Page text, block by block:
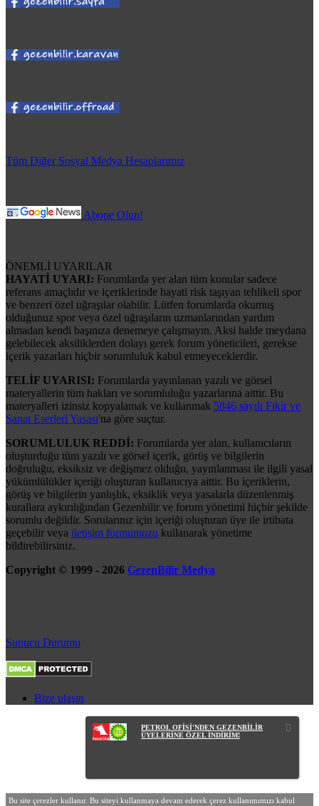
Tüm Diğer Sosyal Medya Hesaplarımız
Abone Olun!
ÖNEMLİ UYARILAR
HAYATİ UYARI: Forumlarda yer alan tüm konular sadece
referans amaçlıdır ve içeriklerinde hayati risk taşıyan tehlikeli spor
ve benzeri özel uğraşılar olabilir. Lütfen forumlarda okumuş
olduğunuz spor veya özel uğraşıların uzmanlarından yardım
almadan kendi başınıza denemeye çalışmayın. Aksi halde meydana
gelebilecek aksiliklerden dolayı gerek forum yöneticileri, gerekse
içerik yazarları hiçbir sorumluluk kabul etmeyeceklerdir.
TELİF UYARISI: Forumlarda yayınlanan yazılı ve görsel
materyallerin tüm hakları ve sorumluluğu yazarlarına aittir. Bu
materyalleri izinsiz kopyalamak ve kullanmak 5846 sayılı Fikir ve
Sanat Eserleri Yasası'na göre suçtur.
SORUMLULUK REDDİ: Forumlarda yer alan, kullanıcıların
oluşturduğu tüm yazılı ve görsel içerik, görüş ve bilgilerin
doğruluğu, eksiksiz ve değişmez olduğu, yayınlanması ile ilgili yasal
yükümlülükler içeriği oluşturan kullanıcıya aittir. Bu içeriklerin,
görüş ve bilgilerin yanlışlık, eksiklik veya yasalarla düzenlenmiş
kurallara aykırılığından Gezenbilir ve forum yönetimi hiçbir şekilde
sorumlu değildir. Sorularınız için içeriği oluşturan üye ile irtibata
geçebilir veya iletişim formumuzu kullanarak yönetime
bildirebilirsiniz.
Copyright © 1999 - 2026 GezenBilir Medya
Sunucu Durumu
Bize ulaşın
PETROL OFİSİ'NDEN GEZENBİLİR
ÜYELERİNE ÖZEL İNDİRİM!
Bu site çerezler kullanır. Bu siteyi kullanmaya devam ederek çerez kullanımımızı kabul